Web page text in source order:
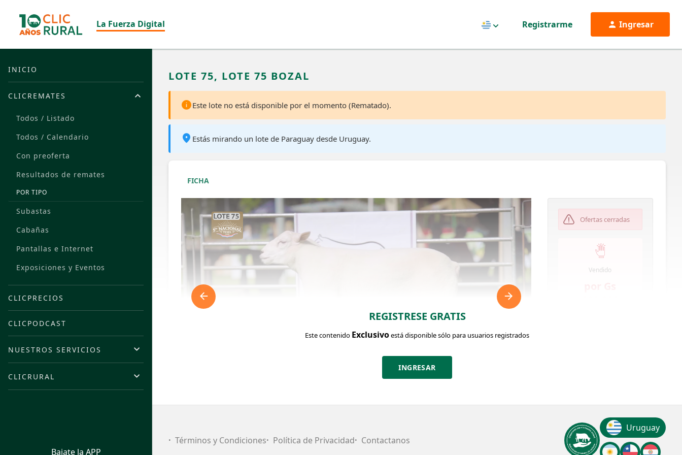
La Fuerza Digital
Uruguay
Registrarme Ingresar
INICIO
CLICREMATES
Todos / Listado
Todos / Calendario
Con preoferta
Resultados de remates
POR TIPO
Subastas
Cabañas
Pantallas e Internet
Exposiciones y Eventos
CLICPRECIOS
CLICPODCAST
NUESTROS SERVICIOS
CLICRURAL
Bajate la APP
LOTE 75, LOTE 75 BOZAL
Este lote no está disponible por el momento (Rematado).
Estás mirando un lote de Paraguay desde Uruguay.
FICHA
Ofertas cerradas
Vendido
76
VISUALIZACIONES
REGISTRESE GRATIS
Este contenido Exclusivoestá disponible sólo para usuarios registrados
INGRESAR
Términos y Condiciones Política de Privacidad Contactanos
Uruguay